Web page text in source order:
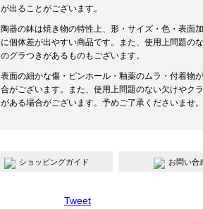
が出ることがございます。
陶器の鉢は焼き物の特性上、形・サイズ・色・表面
に個体差が出やすい商品です。また、使用上問題の
のグラつきがあるものもございます。
表面の細かな傷・ピンホール・釉薬のムラ・付着物
合がございます。また、使用上問題のない欠けやク
がある場合がございます。予めご了承くださいませ。
ショッピングガイド お問い合
Tweet